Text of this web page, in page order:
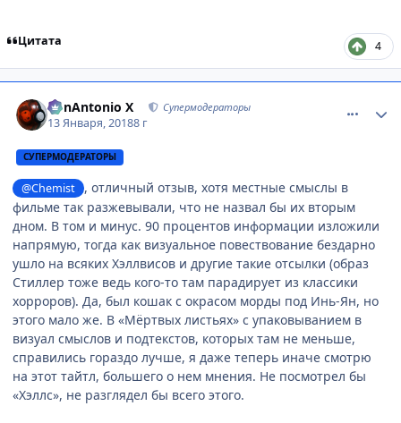
Цитата 4
BonAntonio X Супермодераторы
13 Января, 20188 г
СУПЕРМОДЕРАТОРЫ
@Chemist
, отличный отзыв, хотя местные смыслы в
фильме так разжевывали, что не назвал бы их вторым
дном. В том и минус. 90 процентов информации изложили
напрямую, тогда как визуальное повествование бездарно
ушло на всяких Хэллвисов и другие такие отсылки (образ
Стиллер тоже ведь кого-то там парадирует из классики
хорроров). Да, был кошак с окрасом морды под Инь-Ян, но
этого мало же. В «Мёртвых листьях» с упаковыванием в
визуал смыслов и подтекстов, которых там не меньше,
справились гораздо лучше, я даже теперь иначе смотрю
на этот тайтл, большего о нем мнения. Не посмотрел бы
«Хэллс», не разглядел бы всего этого.